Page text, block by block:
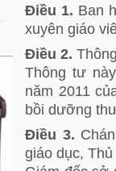
Điều 1. Ban
xuyên giáo
Điều 2.
Thông tư
năm 2011
bồi dưỡng
Điều 3.
giáo dục,